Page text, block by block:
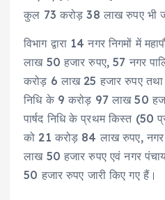
कुल 73 करोड़ 38 लाख रुपए भी
विभाग द्वारा 14 नगर निगमों में
लाख 50 हजार रुपए, 57 नगर
करोड़ 6 लाख 25 हजार रुपए तथा
निधि के 9 करोड़ 97 लाख 50
पार्षद निधि के प्रथम किस्त (50
को 21 करोड़ 84 लाख रुपए,
लाख 50 हजार रुपए एवं नगर
50 हजार रुपए जारी किए गए हैं।